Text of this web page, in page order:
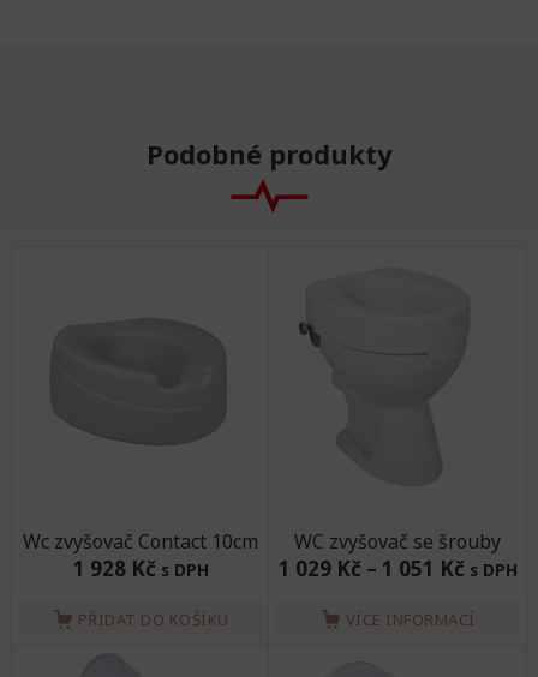
Podobné produkty
Wc zvyšovač Contact 10cm
1 928 Kč s DPH
PŘIDAT DO KOŠÍKU
WC zvyšovač se šrouby
1 029 Kč– 1 051 Kč s DPH
VÍCE INFORMACÍ